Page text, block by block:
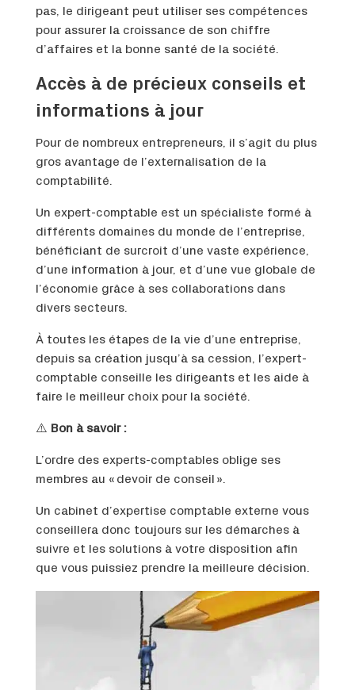
pas, le dirigeant peut utiliser ses compétences
pour assurer la croissance de son chiffre
d’affaires et la bonne santé de la société.
Accès à de précieux conseils et
informations à jour
Pour de nombreux entrepreneurs, il s’agit du plus
gros avantage de l’externalisation de la
comptabilité.
Un expert-comptable est un spécialiste formé à
différents domaines du monde de l’entreprise,
bénéficiant de surcroit d’une vaste expérience,
d’une information à jour, et d’une vue globale de
l’économie grâce à ses collaborations dans
divers secteurs.
À toutes les étapes de la vie d’une entreprise,
depuis sa création jusqu’à sa cession, l’expert-
comptable conseille les dirigeants et les aide à
faire le meilleur choix pour la société.
⚠️ Bon à savoir :
L’ordre des experts-comptables oblige ses
membres au « devoir de conseil ».
Un cabinet d’expertise comptable externe vous
conseillera donc toujours sur les démarches à
suivre et les solutions à votre disposition afin
que vous puissiez prendre la meilleure décision.